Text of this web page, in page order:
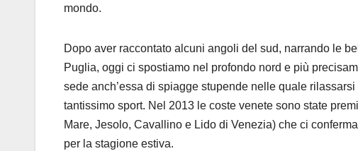
mondo.
Dopo aver raccontato alcuni angoli del sud, narrando le
Puglia, oggi ci spostiamo nel profondo nord e più
sede anch’essa di spiagge stupende nelle quale rilassarsi
tantissimo sport. Nel 2013 le coste venete sono state
Mare, Jesolo, Cavallino e Lido di Venezia) che ci
per la stagione estiva.